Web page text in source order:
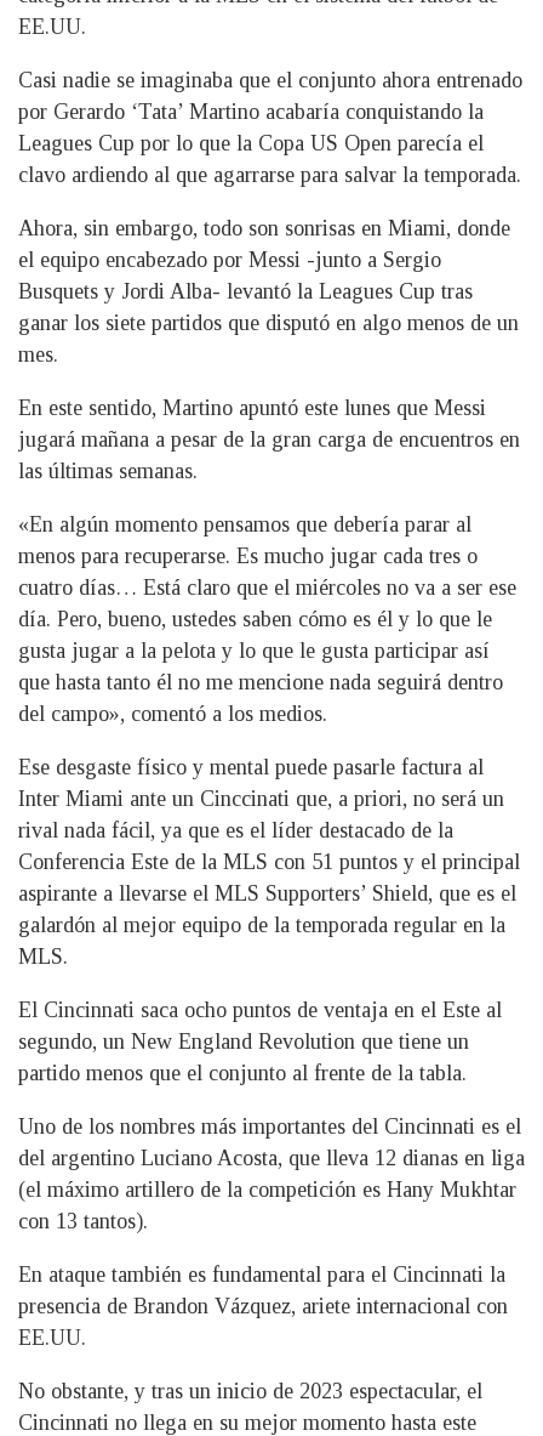
EE.UU.
Casi nadie se imaginaba que el conjunto ahora entrenado
por Gerardo ‘Tata’ Martino acabaría conquistando la
Leagues Cup por lo que la Copa US Open parecía el
clavo ardiendo al que agarrarse para salvar la temporada.
Ahora, sin embargo, todo son sonrisas en Miami, donde
el equipo encabezado por Messi -junto a Sergio
Busquets y Jordi Alba- levantó la Leagues Cup tras
ganar los siete partidos que disputó en algo menos de un
mes.
En este sentido, Martino apuntó este lunes que Messi
jugará mañana a pesar de la gran carga de encuentros en
las últimas semanas.
«En algún momento pensamos que debería parar al
menos para recuperarse. Es mucho jugar cada tres o
cuatro días… Está claro que el miércoles no va a ser ese
día. Pero, bueno, ustedes saben cómo es él y lo que le
gusta jugar a la pelota y lo que le gusta participar así
que hasta tanto él no me mencione nada seguirá dentro
del campo», comentó a los medios.
Ese desgaste físico y mental puede pasarle factura al
Inter Miami ante un Cinccinati que, a priori, no será un
rival nada fácil, ya que es el líder destacado de la
Conferencia Este de la MLS con 51 puntos y el principal
aspirante a llevarse el MLS Supporters’ Shield, que es el
galardón al mejor equipo de la temporada regular en la
MLS.
El Cincinnati saca ocho puntos de ventaja en el Este al
segundo, un New England Revolution que tiene un
partido menos que el conjunto al frente de la tabla.
Uno de los nombres más importantes del Cincinnati es el
del argentino Luciano Acosta, que lleva 12 dianas en liga
(el máximo artillero de la competición es Hany Mukhtar
con 13 tantos).
En ataque también es fundamental para el Cincinnati la
presencia de Brandon Vázquez, ariete internacional con
EE.UU.
No obstante, y tras un inicio de 2023 espectacular, el
Cincinnati no llega en su mejor momento hasta este